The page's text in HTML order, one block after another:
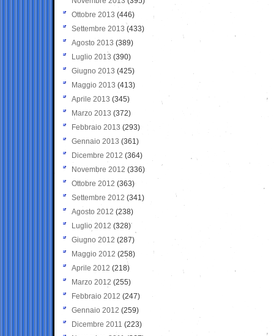
Ottobre 2013 (446)
Settembre 2013 (433)
Agosto 2013 (389)
Luglio 2013 (390)
Giugno 2013 (425)
Maggio 2013 (413)
Aprile 2013 (345)
Marzo 2013 (372)
Febbraio 2013 (293)
Gennaio 2013 (361)
Dicembre 2012 (364)
Novembre 2012 (336)
Ottobre 2012 (363)
Settembre 2012 (341)
Agosto 2012 (238)
Luglio 2012 (328)
Giugno 2012 (287)
Maggio 2012 (258)
Aprile 2012 (218)
Marzo 2012 (255)
Febbraio 2012 (247)
Gennaio 2012 (259)
Dicembre 2011 (223)